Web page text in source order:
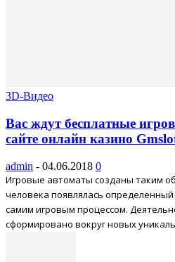
3D-Видео
Вас ждут бесплатные
сайте онлайн казино
admin - 04.06.2018 0
Игровые автоматы созданы таким
человека появлялась
самим игровым процессом.
сформировано вокруг новых